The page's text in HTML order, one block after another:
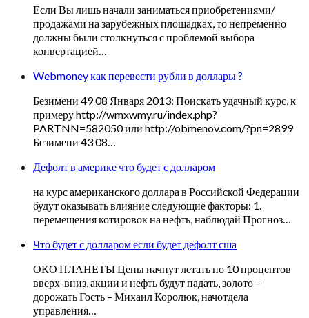
Если Вы лишь начали заниматься приобретениями/
продажами на зарубежных площадках, то непременно
должны были столкнуться с проблемой выбора
конвертацией…
Webmoney как перевести рубли в доллары ?
Безимени 49 08 Января 2013: Поискать удачный курс, к
примеру http://wmxwmy.ru/index.php?
PARTNN=582050 или http://obmenov.com/?pn=2899
Безимени 43 08…
Дефолт в америке что будет с долларом
на курс американского доллара в Российской Федерации
будут оказывать влияние следующие факторы: 1.
перемещения котировок на нефть, наблюдай Прогноз…
Что будет с долларом если будет дефолт сша
ОКО ПЛАНЕТЫ Цены начнут летать по 10 процентов
вверх-вниз, акции и нефть будут падать, золото –
дорожать Гость – Михаил Королюк, начотдела
управления…